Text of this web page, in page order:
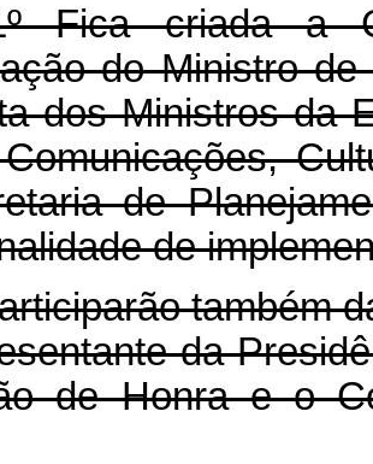
Fica criada a
do Ministro
dos Ministros da
de
de
também
da
de Honra e o